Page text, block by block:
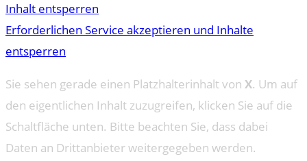
Inhalt entsperren
Erforderlichen Service akzeptieren und Inhalte
entsperren
Sie sehen gerade einen Platzhalterinhalt von X. Um auf
den eigentlichen Inhalt zuzugreifen, klicken Sie auf die
Schaltfläche unten. Bitte beachten Sie, dass dabei
Daten an Drittanbieter weitergegeben werden.